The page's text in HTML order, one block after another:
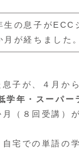
生の息子がECC
月が経ちました。
子が、４月から
学年・スーパー
（８回受講）
宅での単語の